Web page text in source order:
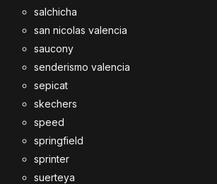
salchicha
san nicolas valencia
saucony
senderismo valencia
sepicat
skechers
speed
springfield
sprinter
suerteya